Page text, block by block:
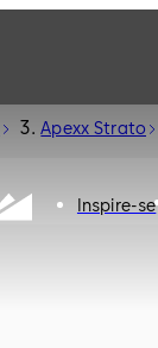
Inspire-se
Apexx Strato